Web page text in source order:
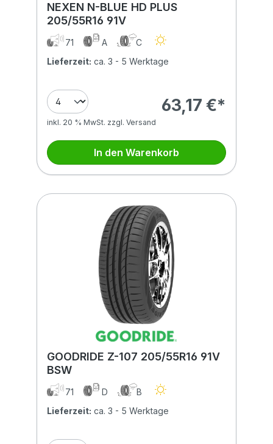
NEXEN N-BLUE HD PLUS
205/55R16 91V
71 A
C
Lieferzeit: ca. 3 - 5 Werktage
63,17 €*
inkl. 20 % MwSt. zzgl. Versand
In den Warenkorb
GOODRIDE Z-107 205/55R16 91V
BSW
71 D
B
Lieferzeit: ca. 3 - 5 Werktage